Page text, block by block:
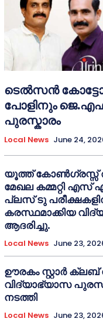
ടെൽസൻ
പോളിനും
പുരസ്കാരം
Local News June 24,
യൂത്ത് കോൺഗ്രസ്സ്
മേഖല കമ്മറ്റി
പ്ലസ് ടു
കരസ്ഥമാക്കിയ
ആദരിച്ചു.
Local News June 23,
ഊരകം സ്റ്റാർ
വിദ്യാഭ്യാസ
നടത്തി
Local News June 23,